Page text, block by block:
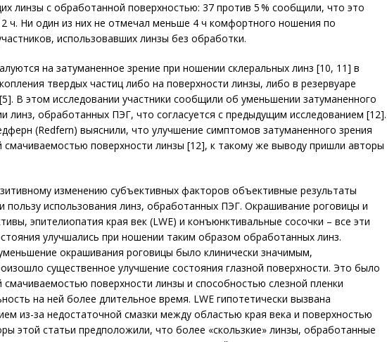
линзы с обработанной поверхностью: 37 против 5 % сообщили, что это
ч. Ни один из них не отмечал меньше 4 ч комфортного ношения по
использовавших линзы без обработки.
на затуманенное зрение при ношении склеральных линз [10, 11] в
твердых частиц либо на поверхности линзы, либо в резервуаре
В этом исследовании участники сообщили об уменьшении затуманенного
линз, обработанных ПЭГ, что согласуется с предыдущим исследованием [12].
(Redfern) выяснили, что улучшение симптомов затуманенного зрения
смачиваемостью поверхности линзы [12], к такому же выводу пришли авторы
изменению субъективных факторов объективные результаты
пользу использования линз, обработанных ПЭГ. Окрашивание роговицы и
эпи­телио­па­тия края век (LWE) и конъюнктивальные сосочки – все эти
улучшались при ношении таким образом обработанных линз.
окрашивания роговицы было клинически значимым,
существенное улучшение состояния глазной поверхности. Это было
смачиваемостью поверхности линзы и способностью слезной пленки
на ней более длительное время. LWE гипотетически вызвана
из-за недостаточной смазки между областью края века и поверхностью
этой статьи предположили, что более «скользкие» линзы, обработанные